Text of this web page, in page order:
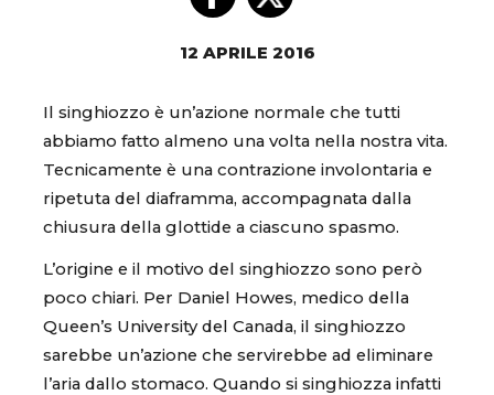
12 APRILE 2016
Il singhiozzo è un’azione normale che tutti
abbiamo fatto almeno una volta nella nostra vita.
Tecnicamente è una contrazione involontaria e
ripetuta del diaframma, accompagnata dalla
chiusura della glottide a ciascuno spasmo.
L’origine e il motivo del singhiozzo sono però
poco chiari. Per Daniel Howes, medico della
Queen’s University del Canada, il singhiozzo
sarebbe un’azione che servirebbe ad eliminare
l’aria dallo stomaco. Quando si singhiozza infatti